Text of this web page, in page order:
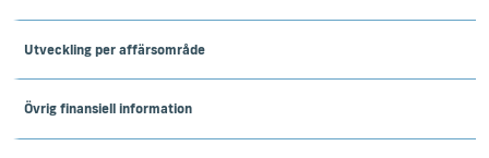
Utveckling per affärsområde
Övrig finansiell information